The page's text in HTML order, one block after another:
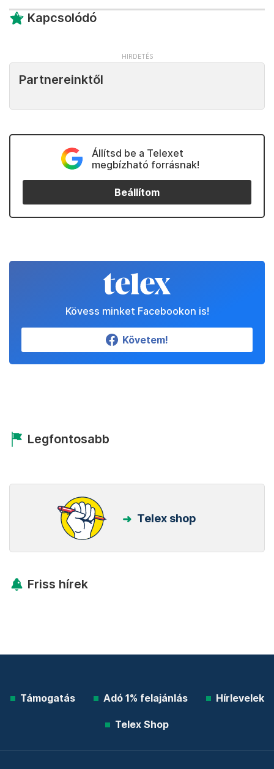
Kapcsolódó
Partnereinktől
Állítsd be a Telexet
megbízható forrásnak!
Beállítom
Kövess minket Facebookon is!
Követem!
Legfontosabb
Telex shop
Friss hírek
Támogatás Adó 1% felajánlás Hírlevelek
Telex Shop